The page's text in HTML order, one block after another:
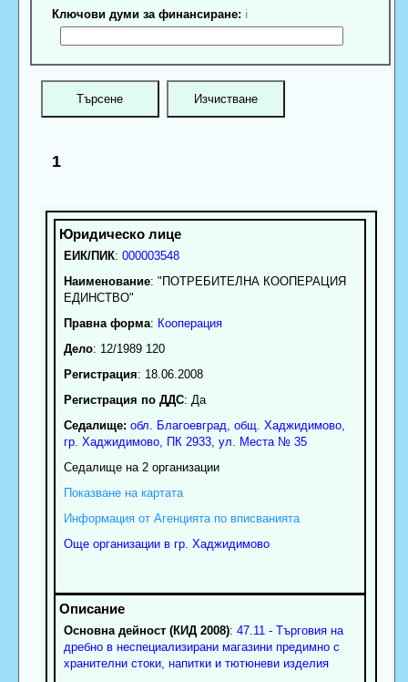
Ключови думи за финансиране: ℹ
1
ЕИК/ПИК: 000003548
Наименование: "ПОТРЕБИТЕЛНА КООПЕРАЦИЯ
ЕДИНСТВО"
Правна форма: Кооперация
Дело: 12/1989 120
Регистрация: 18.06.2008
Регистрация по ДДС: Да
Седалище: обл. Благоевград общ. Хаджидимово,
гр. Хаджидимово, ПК 2933, ул. Места № 35
Седалище на 2 организации
Показване на картата
Информация от Агенцията по вписванията
Още организации в гр. Хаджидимово
Основна дейност (КИД 2008): 47.11 - Търговия на
дребно в неспециализирани магазини предимно с
хранителни стоки, напитки и тютюневи изделия